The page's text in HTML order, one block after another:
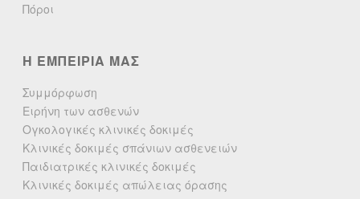
Πόροι
Η ΕΜΠΕΙΡΙΑ ΜΑΣ
Συμμόρφωση
Ειρήνη των ασθενών
Ογκολογικές κλινικές δοκιμές
Κλινικές δοκιμές σπάνιων ασθενειών
Παιδιατρικές κλινικές δοκιμές
Κλινικές δοκιμές απώλειας όρασης